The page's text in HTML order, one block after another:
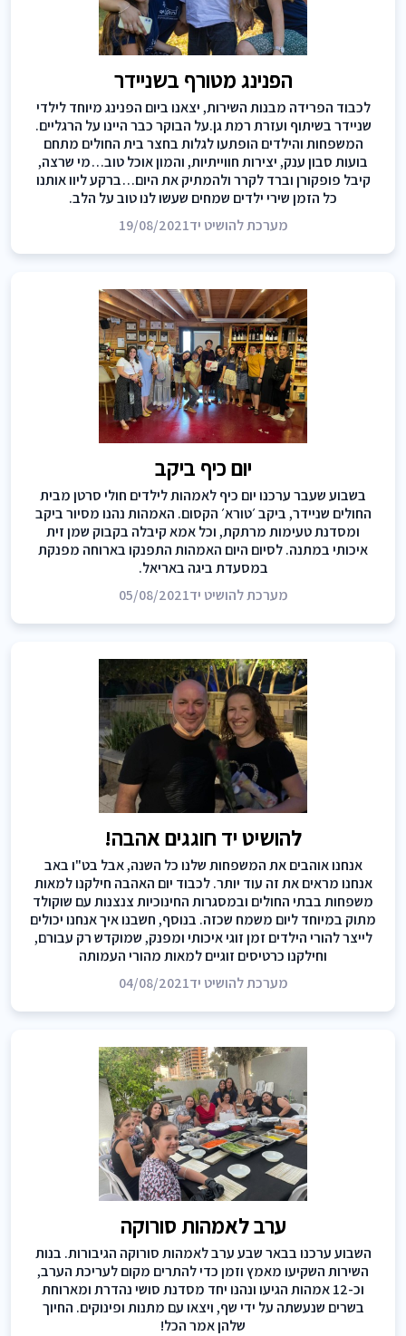
הפנינג מטורף בשניידר
לכבוד הפרידה מבנות השירות, יצאנו ביום הפנינג מיוחד לילדי
שניידר בשיתוף ועזרת רמת גן.על הבוקר כבר היינו על הרגליים.
המשפחות והילדים הופתעו לגלות בחצר בית החולים מתחם
בועות סבון ענק, יצירות חווייתיות, והמון אוכל טוב…מי שרצה,
קיבל פופקורן וברד לקרר ולהמתיק את היום…ברקע ליוו אותנו
כל הזמן שירי ילדים שמחים שעשו לנו טוב על הלב.
מערכת להושיט יד19/08/2021
יום כיף ביקב
בשבוע שעבר ערכנו יום כיף לאמהות לילדים חולי סרטן מבית
החולים שניידר, ביקב ׳טורא׳ הקסום. האמהות נהנו מסיור ביקב
ומסדנת טעימות מרתקת, וכל אמא קיבלה בקבוק שמן זית
איכותי במתנה. לסיום היום האמהות התפנקו בארוחה מפנקת
במסעדת ביגה באריאל.
מערכת להושיט יד05/08/2021
להושיט יד חוגגים אהבה!
אנחנו אוהבים את המשפחות שלנו כל השנה, אבל בט"ו באב
אנחנו מראים את זה עוד יותר. לכבוד יום האהבה חילקנו למאות
משפחות בבתי החולים ובמסגרות החינוכיות צנצנות עם שוקולד
מתוק במיוחד ליום משמח שכזה. בנוסף, חשבנו איך אנחנו יכולים
לייצר להורי הילדים זמן זוגי איכותי ומפנק, שמוקדש רק עבורם,
וחילקנו כרטיסים זוגיים למאות מהורי העמותה
מערכת להושיט יד04/08/2021
ערב לאמהות סורוקה
השבוע ערכנו בבאר שבע ערב לאמהות סורוקה הגיבורות. בנות
השירות השקיעו מאמץ וזמן כדי להתרים מקום לעריכת הערב,
וכ-12 אמהות הגיעו ונהנו יחד מסדנת סושי נהדרת ומארוחת
בשרים שנעשתה על ידי שף, ויצאו עם מתנות ופינוקים. החיוך
שלהן אמר הכל!